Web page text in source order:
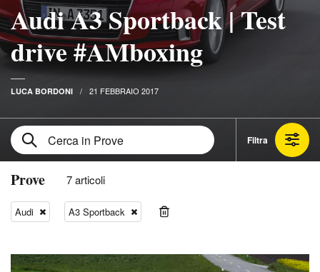
Audi A3 Sportback | Test
drive #AMboxing
LUCA BORDONI 21 FEBBRAIO 2017
Filtra
Prove 7 articoli
Audi A3 Sportback